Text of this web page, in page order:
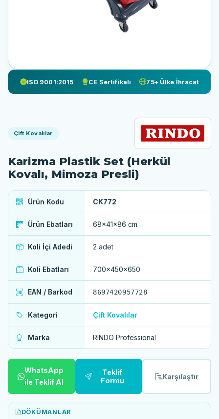
ISO 9001:2015 CE Sertifikalı 75+ Ülke İhracat
Çift Kovalılar
Karizma Plastik Set (Herkül
Kovalı, Mimoza Presli)
Ürün Kodu CK772
Ürün Ebatları 68×41×86 cm
Koli İçi Adedi 2 adet
Koli Ebatları 700x450x650
EAN / Barkod 8697420957728
Kategori Çift Kovalılar
Marka RINDO Professional
WhatsApp
ile Teklif Al
Teklif
Formu
Karşılaştır
DÖKÜMANLAR